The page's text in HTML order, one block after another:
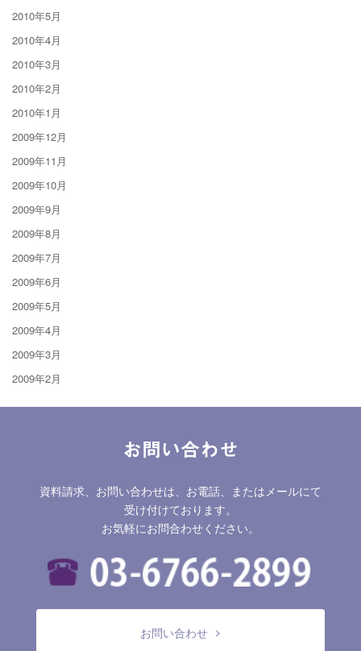
2010年5月
2010年4月
2010年3月
2010年2月
2010年1月
2009年12月
2009年11月
2009年10月
2009年9月
2009年8月
2009年7月
2009年6月
2009年5月
2009年4月
2009年3月
2009年2月
お問い合わせ
資料請求、お問い合わせは、お電話、またはメールにて
受け付けております。
お気軽にお問合わせください。
お問い合わせ